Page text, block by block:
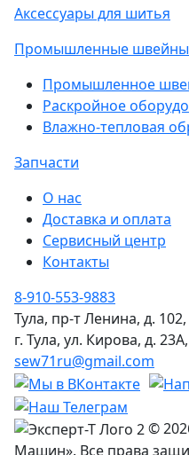
Аксессуары для шитья
Промышленные
Промышленное
Раскройное
Влажно-тепловая
Запчасти
О нас
Доставка и оплата
Сервисный центр
Контакты
8-910-553-9883
Тула, пр-т Ленина, д.
г. Тула, ул. Кирова, д.
sew71ru@gmail.com
©
Машин». Все права